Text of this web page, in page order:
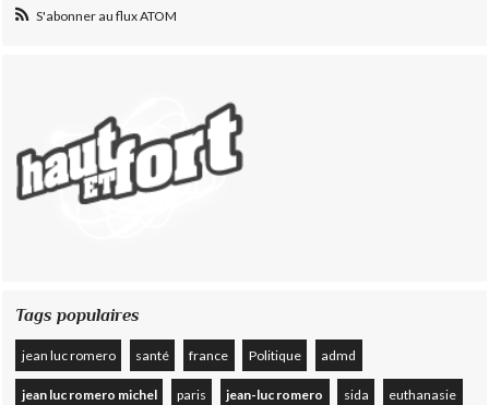
S'abonner au flux ATOM
Tags populaires
jean luc romero santé france Politique admd
jean luc romero michel paris jean-luc romero sida euthanasie